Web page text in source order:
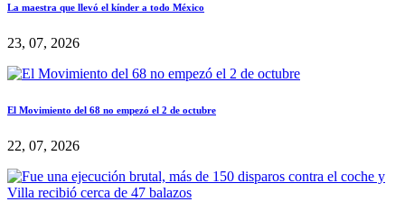
La maestra que llevó el kínder a todo México
23, 07, 2026
El Movimiento del 68 no empezó el 2 de octubre
22, 07, 2026